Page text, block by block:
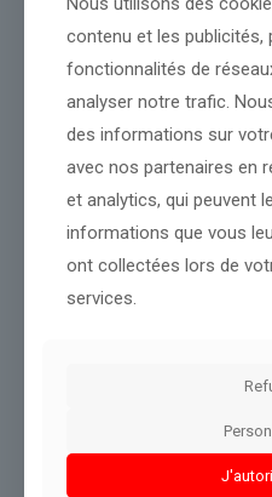
Source :rmc.bfmtv.com
compléter cette analyse.
Dans le même thème
contenu et les publicités,
fonctionnalités de
analyser notre trafic.
des informations sur
avec nos partenaires en
et analytics, qui peuvent
informations que vous
ont collectées lors de
services.